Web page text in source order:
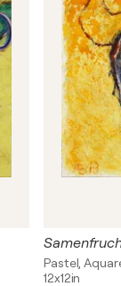
Pastel,
12x12in